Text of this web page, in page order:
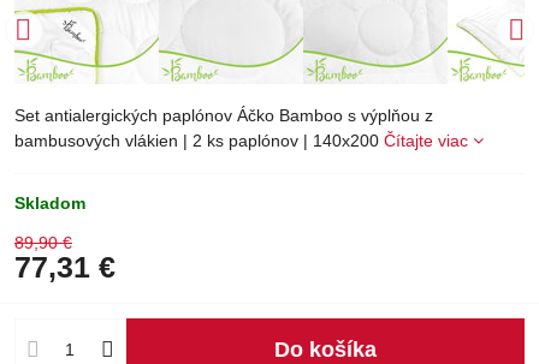
Set antialergických paplónov Áčko Bamboo s výplňou z
bambusových vlákien | 2 ks paplónov | 140x200 Čítajte viac
Skladom
89,90 €
77,31 €
Do košíka